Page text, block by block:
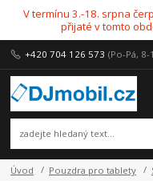
V termínu 3.-18. srpna
přijaté v tomto
+420 704 126 573 (Po-Pá,
Úvod Pouzdra pro tablety